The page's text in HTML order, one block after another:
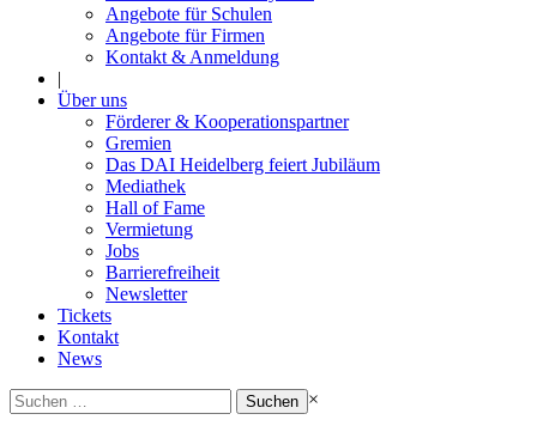
Angebote für Schulen
Angebote für Firmen
Kontakt & Anmeldung
|
Über uns
Förderer & Kooperationspartner
Gremien
Das DAI Heidelberg feiert Jubiläum
Mediathek
Hall of Fame
Vermietung
Jobs
Barrierefreiheit
Newsletter
Tickets
Kontakt
News
Suchen
nach:
×